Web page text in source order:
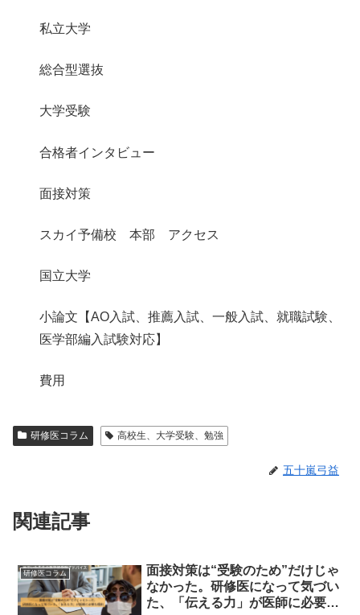
私立大学
総合型選抜
大学受験
合格者インタビュー
面接対策
スカイ予備校 本部 アクセス
国立大学
小論文【AO入試、推薦入試、一般入試、就職試験、
医学部編入試験対応】
費用
研修医コラム 高校生、大学受験、勉強
五十嵐弓益
関連記事
研修医コラム
面接対策は“受験のため”だけじゃ
なかった。研修医になって気づい
た、「伝える力」が医師に必要な